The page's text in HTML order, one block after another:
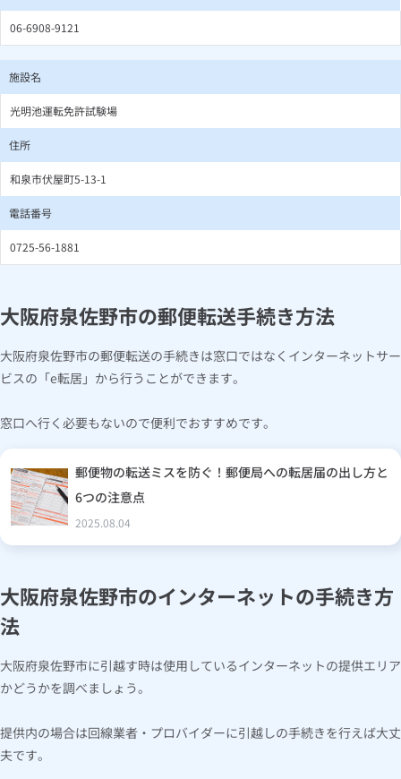
06-6908-9121
施設名
光明池運転免許試験場
住所
和泉市伏屋町5-13-1
電話番号
0725-56-1881
大阪府泉佐野市の郵便転送手続き方法
大阪府泉佐野市の郵便転送の手続きは窓口ではなくインターネットサー
ビスの「e転居」から行うことができます。
窓口へ行く必要もないので便利でおすすめです。
郵便物の転送ミスを防ぐ！郵便局への転居届の出し方と
6つの注意点
2025.08.04
大阪府泉佐野市のインターネットの手続き方
法
大阪府泉佐野市に引越す時は使用しているインターネットの提供エリア
かどうかを調べましょう。
提供内の場合は回線業者・プロバイダーに引越しの手続きを行えば大丈
夫です。